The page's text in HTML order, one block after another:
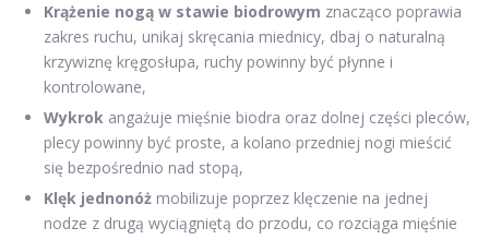
Krążenie nogą w stawie biodrowym znacząco poprawia
zakres ruchu, unikaj skręcania miednicy, dbaj o naturalną
krzywiznę kręgosłupa, ruchy powinny być płynne i
kontrolowane,
Wykrok angażuje mięśnie biodra oraz dolnej części pleców,
plecy powinny być proste, a kolano przedniej nogi mieścić
się bezpośrednio nad stopą,
Klęk jednonóż mobilizuje poprzez klęczenie na jednej
nodze z drugą wyciągniętą do przodu, co rozciąga mięśnie